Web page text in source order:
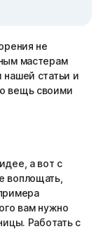
не
мастерам
нашей статьи и
вещь своими
а вот с
воплощать,
вам нужно
Работать с